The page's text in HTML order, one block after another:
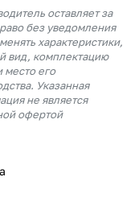
оставляет за
без уведомления
характеристики,
вид, комплектацию
место его
Указанная
не является
офертой